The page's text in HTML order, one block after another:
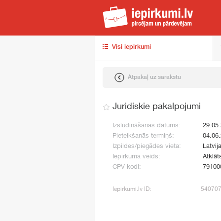
Visi iepirkumi
Atpakaļ uz sarakstu
Juridiskie pakalpojumi
Izsludināšanas datums:
Pieteikšanās termiņš:
Izpildes/piegādes vieta:
Latvija
Iepirkuma veids:
CPV kodi:
Iepirkumi.lv ID: